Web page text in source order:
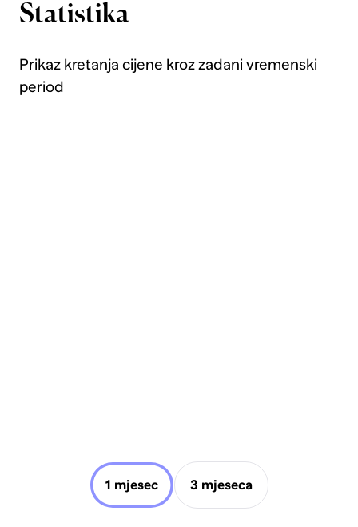
Statistika
Prikaz kretanja cijene kroz zadani vremenski
period
1 mjesec 3 mjeseca